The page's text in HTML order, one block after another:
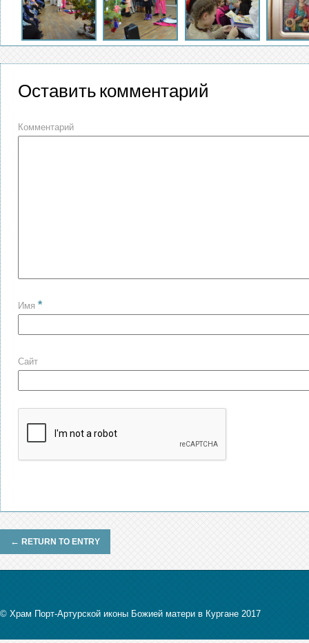
Оставить комментарий
Комментарий
Имя *
Сайт
← RETURN TO ENTRY
© Храм Порт-Артурской иконы Божией матери в Кургане 2017